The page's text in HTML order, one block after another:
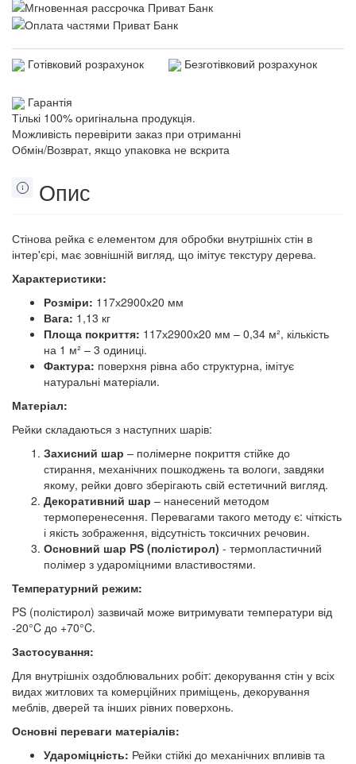
Готівковий розрахунок Безготівковий розрахунок
Гарантія
Тількі 100% оригінальна продукція.
Можливість перевірити заказ при отриманні
Обмін/Возврат, якщо упаковка не вскрита
Опис
Стінова рейка є елементом для обробки внутрішніх стін в
інтер'єрі, має зовнішній вигляд, що імітує текстуру дерева.
Характеристики:
Розміри: 117х2900х20 мм
Вага: 1,13 кг
Площа покриття: 117х2900х20 мм – 0,34 м², кількість
на 1 м² – 3 одиниці.
Фактура: поверхня рівна або структурна, імітує
натуральні матеріали.
Матеріал:
Рейки складаються з наступних шарів:
Захисний шар – полімерне покриття стійке до
стирання, механічних пошкоджень та вологи, завдяки
якому, рейки довго зберігають свій естетичний вигляд.
Декоративний шар – нанесений методом
термоперенесення. Перевагами такого методу є: чіткість
і якість зображення, відсутність токсичних речовин.
Основний шар PS (полістирол) - термопластичний
полімер з удароміцними властивостями.
Температурний режим:
PS (полістирол) зазвичай може витримувати температури від
-20°C до +70°C.
Застосування:
Для внутрішніх оздоблювальних робіт: декорування стін у всіх
видах житлових та комерційних приміщень, декорування
меблів, дверей та інших рівних поверхонь.
Основні переваги матеріалів:
Удароміцність: Рейки стійкі до механічних впливів та